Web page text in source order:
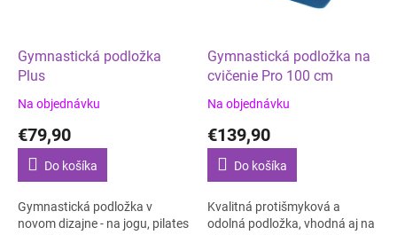
Gymnastická podložka
Plus
Na objednávku
€79,90
Do košíka
Gymnastická podložka v
novom dizajne - na jogu, pilates
Gymnastická podložka na
cvičenie Pro 100 cm
Na objednávku
€139,90
Do košíka
Kvalitná protišmyková a
odolná podložka, vhodná aj na